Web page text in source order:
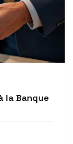
la Banque